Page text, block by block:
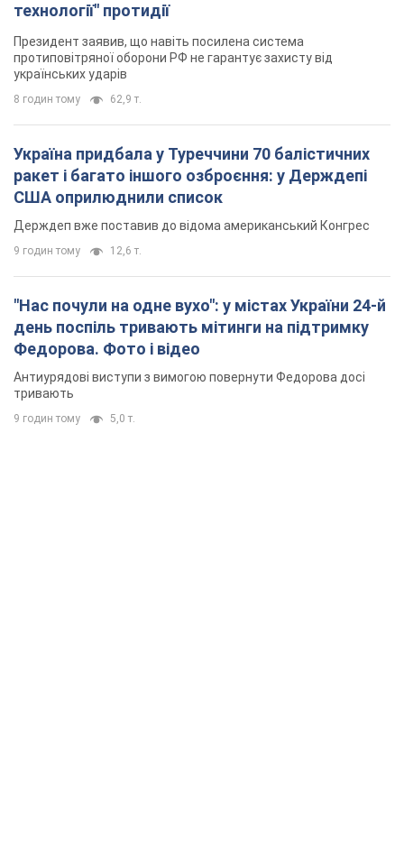
технології" протидії
Президент заявив, що навіть посилена система
протиповітряної оборони РФ не гарантує захисту від
українських ударів
8 годин тому 62,9 т.
Україна придбала у Туреччини 70 балістичних
ракет і багато іншого озброєння: у Держдепі
США оприлюднили список
Держдеп вже поставив до відома американський Конгрес
9 годин тому 12,6 т.
"Нас почули на одне вухо": у містах України 24-й
день поспіль тривають мітинги на підтримку
Федорова. Фото і відео
Антиурядові виступи з вимогою повернути Федорова досі
тривають
9 годин тому 5,0 т.